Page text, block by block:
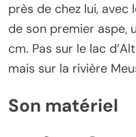
près de chez lui,
de son premier aspe,
cm. Pas sur le lac
mais sur la rivière
Son matériel